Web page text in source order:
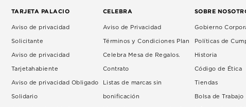
TARJETA PALACIO
Aviso de privacidad
Solicitante
Aviso de privacidad
Tarjetahabiente
Aviso de privacidad Obligado
Solidario
CELEBRA
Aviso de Privacidad
Términos y Condiciones Plan
Celebra Mesa de Regalos.
Contrato
Listas de marcas sin
bonificación
SOBRE
Gobierno
Políticas de
Historia
Código de Ética
Tiendas
Bolsa de Trabajo